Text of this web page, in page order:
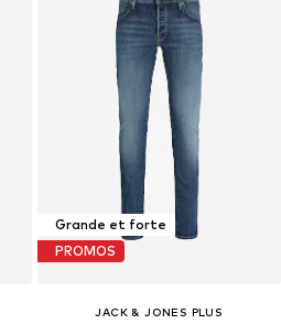
Grande et forte
PROMOS
JACK & JONES PLUS